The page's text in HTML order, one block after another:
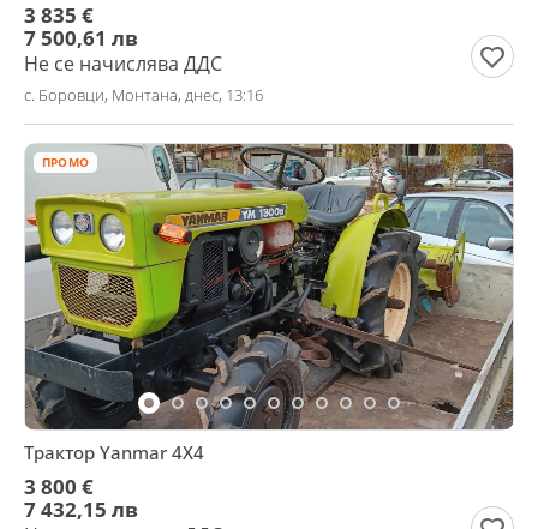
3 835 €
7 500,61 лв
Не се начислява ДДС
с. Боровци, Монтана, днес, 13:16
ПРОМО
Трактор Yanmar 4X4
3 800 €
7 432,15 лв